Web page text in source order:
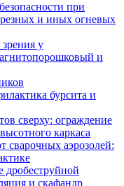
при
и иных огневых
у
и
бурсита и
сверху: ограждение
каркаса
сварочных аэрозолей:
дробеструйной
и скафандр